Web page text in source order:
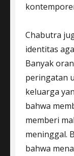
Chabutra
identitas
Banyak
peringatan
keluarga
bahwa
memberi
meninggal.
bahwa